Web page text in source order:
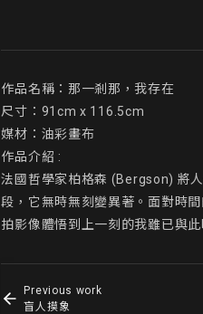
作品名稱：那一剎那，我存在
尺寸：91cm x 116.5cm
媒材：油彩畫布
作品介紹 :
法國哲學家柏格森 (Bergson) 將
段，它無時無刻變異著。面對時
拍影像體悟到上一刻的我雖已與
Previous work
盲人摸象